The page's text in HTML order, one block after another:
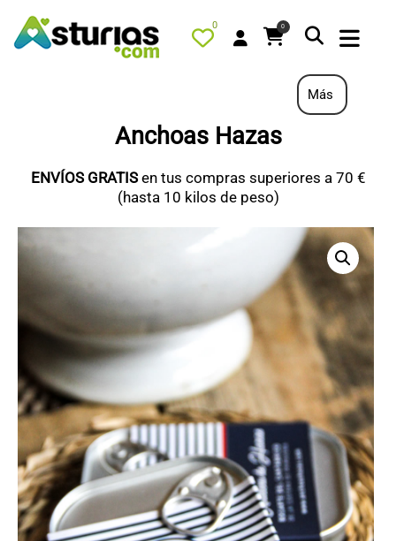
0 0
QUÉ HACER
ALOJAMIENTOS
TURISMO ACTIVO
TIENDA
PORTADA / DESTACADO
TODOS LOS PRODUCTOS
LOTES REGALO
FABES
QUESOS ASTURIANOS
CONSERVAS, PATÉS Y PLATOS
COCINADOS
SIDRA
Más
Anchoas Hazas
ENVÍOS GRATISen tus compras superiores a 70 €
(hasta 10 kilos de peso)